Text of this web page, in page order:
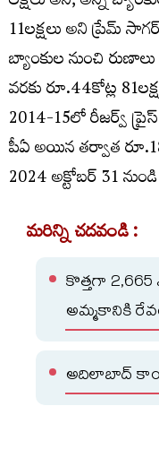
11లక్షలు అని ప్రేమ్
బ్యాంకుల నుంచి
వరకు రూ.44కోట్ల
2014-15లో రీజర్వ్
పీఏ అయిన తర్వాత
2024 అక్టోబర్ 31
మరిన్ని చదవండి :
కొత్తగా 2,665
అమ్మకానికి
అదిలాబాద్